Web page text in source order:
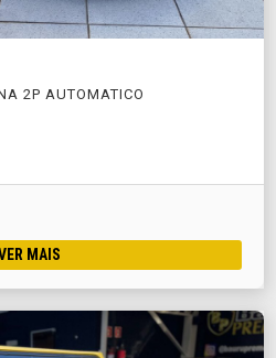
2P AUTOMATICO
MAIS